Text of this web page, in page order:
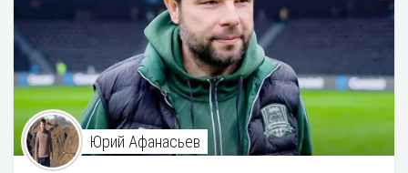
Юрий Афанасьев